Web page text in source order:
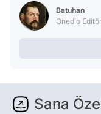
Batuhan
Onedio
Sana